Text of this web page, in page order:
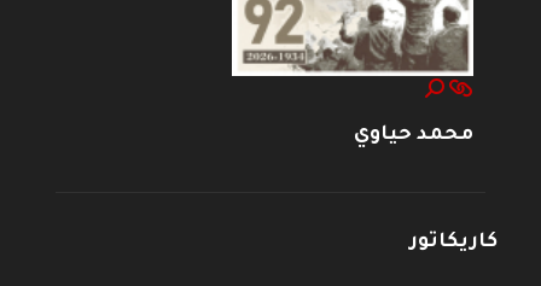
محمد حياوي
كاريكاتور